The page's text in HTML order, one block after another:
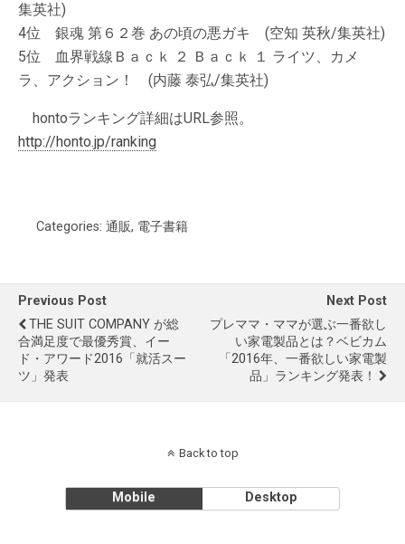
集英社)
4位 銀魂 第６２巻 あの頃の悪ガキ (空知 英秋/集英社)
5位 血界戦線Ｂａｃｋ ２ Ｂａｃｋ １ ライツ、カメ
ラ、アクション！ (内藤 泰弘/集英社)
hontoランキング詳細はURL参照。
http://honto.jp/ranking
Categories: 通販, 電子書籍
Previous Post
THE SUIT COMPANY が総
合満足度で最優秀賞、イー
ド・アワード2016「就活スー
ツ」発表
Next Post
プレママ・ママが選ぶ一番欲し
い家電製品とは？ベビカム
「2016年、一番欲しい家電製
品」ランキング発表！
Back to top
Mobile Desktop